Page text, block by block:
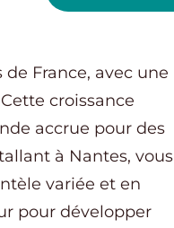
France, avec une
croissance
accrue pour des
à Nantes, vous
variée et en
pour développer